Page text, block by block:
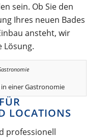
sein. Ob Sie den
Ihres neuen Bades
ansteht, wir
Lösung.
einer Gastronomie
LOCATIONS
professionell